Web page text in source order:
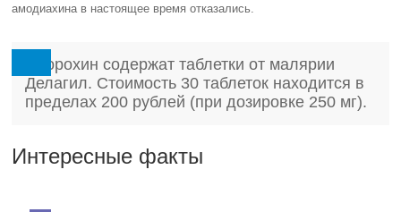
амодиахина в настоящее время отказались.
Хлорохин содержат таблетки от малярии
Делагил. Стоимость 30 таблеток находится в
пределах 200 рублей (при дозировке 250 мг).
Интересные факты